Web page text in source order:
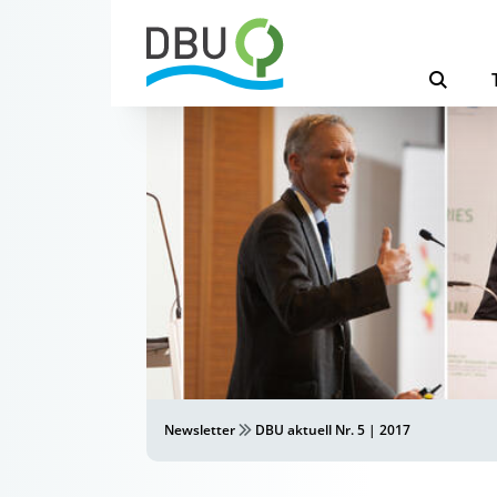
Newsletter DBU aktuell Nr. 5 | 2017